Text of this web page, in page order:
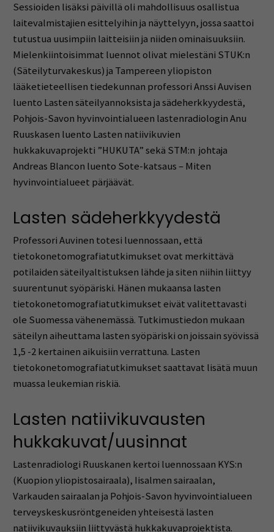
Sessioiden lisäksi päivillä oli mahdollisuus osallistua
laitevalmistajien esittelyihin ja näyttelyyn, jossa saattoi
tutustua uusimpiin laitteisiin ja niiden ominaisuuksiin.
Mielenkiintoisimmat luennot olivat mielestäni STUK:n
(Säteilyturvakeskus) ja Tampereen yliopiston
lääketieteellisen tiedekunnan professori Anssi Auvisen
luento Lasten säteilyannoksista ja sädeherkkyydestä,
Pohjois-Savon hyvinvointialueen lastenradiologin Anu
Ruuskasen luento Lasten natiivikuvien
hukkakuvaprojekti ”HUKUTA” sekä STM:n johtaja
Andreas Blancon luento Sote-katsaus – Miten
hyvinvointialueet pärjäävät.
Lasten sädeherkkyydestä
Professori Auvinen totesi luennossaan, että
tietokonetomografiatutkimukset ovat merkittävä
potilaiden säteilyaltistuksen lähde ja siten niihin liittyy
suurentunut syöpäriski. Hänen mukaansa lasten
tietokonetomografiatutkimukset eivät valitettavasti
ole Suomessa vähenemässä. Tutkimustiedon mukaan
säteilyn aiheuttama lasten syöpäriski on joissain syövissä
1,5 -2 kertainen aikuisiin verrattuna. Lasten
tietokonetomografiatutkimukset saattavat lisätä muun
muassa leukemian riskiä.
Lasten natiivikuvausten
hukkakuvat/uusinnat
Lastenradiologi Ruuskanen kertoi luennossaan KYS:n
(Kuopion yliopistosairaala), Iisalmen sairaalan,
Varkauden sairaalan ja Pohjois-Savon hyvinvointialueen
terveyskeskusröntgeneiden yhteisestä lasten
natiivikuvauksiin liittyvästä hukkakuvaprojektista.